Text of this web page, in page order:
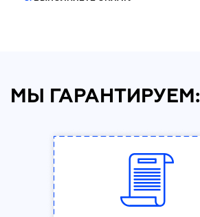
МЫ ГАРАНТИРУЕМ: